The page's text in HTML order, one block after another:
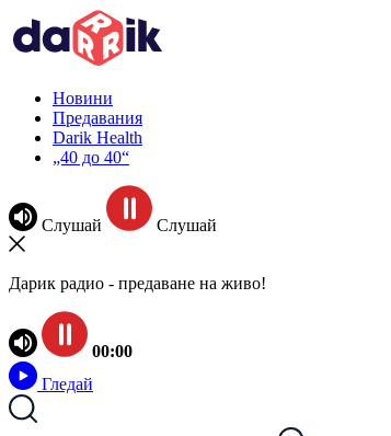
Новини
Предавания
Darik Health
„40 до 40“
Слушай Слушай
Дарик радио - предаване на живо!
00:00
Гледай